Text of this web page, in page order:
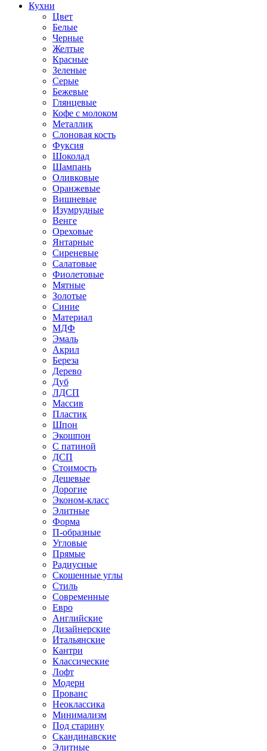
Кухни
Цвет
Белые
Черные
Желтые
Красные
Зеленые
Серые
Бежевые
Глянцевые
Кофе с молоком
Металлик
Слоновая кость
Фуксия
Шоколад
Шампань
Оливковые
Оранжевые
Вишневые
Изумрудные
Венге
Ореховые
Янтарные
Сиреневые
Салатовые
Фиолетовые
Мятные
Золотые
Синие
Материал
МДФ
Эмаль
Акрил
Береза
Дерево
Дуб
ЛДСП
Массив
Пластик
Шпон
Экошпон
С патиной
ДСП
Стоимость
Дешевые
Дорогие
Эконом-класс
Элитные
Форма
П-образные
Угловые
Прямые
Радиусные
Скошенные углы
Стиль
Современные
Евро
Английские
Дизайнерские
Итальянские
Кантри
Классические
Лофт
Модерн
Прованс
Неоклассика
Минимализм
Под старину
Скандинавские
Элитные